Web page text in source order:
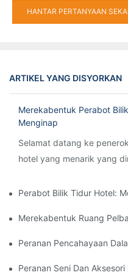
HANTAR PERTANYAAN
ARTIKEL YANG DISYORKAN
Merekabentuk Perabot
Menginap
Selamat datang ke
hotel yang menarik yang
mendalam tentang seni
Perabot Bilik Tidur Hotel:
Merekabentuk Ruang
Peranan Pencahayaan
Peranan Seni Dan